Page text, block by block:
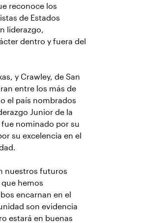
reconoce los
de Estados
liderazgo,
dentro y fuera del
y Crawley, de San
entre los más de
el país nombrados
Junior de la
fue nominado por su
su excelencia en el
nuestros futuros
que hemos
encarnan en el
son evidencia
estará en buenas